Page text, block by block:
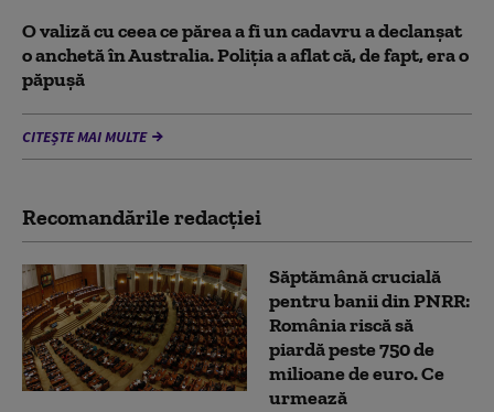
O valiză cu ceea ce părea a fi un cadavru a declanșat
o anchetă în Australia. Poliția a aflat că, de fapt, era o
păpușă
CITEȘTE MAI MULTE
Recomandările redacţiei
Săptămână crucială
pentru banii din PNRR:
România riscă să
piardă peste 750 de
milioane de euro. Ce
urmează